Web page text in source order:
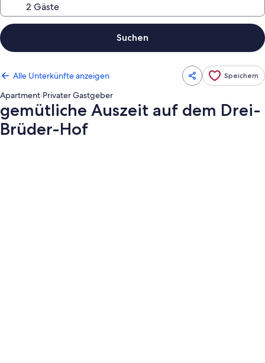
Suchen
Alle Unterkünfte anzeigen Speichern
Apartment·Privater Gastgeber
gemütliche Auszeit auf dem Drei-
Brüder-Hof